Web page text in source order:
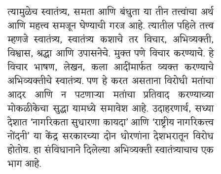
त्यामुळेच स्वातंत्र्य, समता आणि बंधुता या तीन तत्त्वांचा अर्थ
आणि महत्त्व समजून घेण्याची गरज आहे. त्यातील पहिले तत्त्व
म्हणजे स्वातंत्र्य, स्वातंत्र्य कशाचे तर विचार, अभिव्यक्ती,
विश्वास, श्रद्धा आणि उपासनेचे. मुक्त पणे विचार करण्याचे. हे
विचार भाषण, लेखन, कला आदींमार्फत व्यक्त करण्याचे
अभिव्यक्तीचे स्वातंत्र्य. पण हे करत असताना विरोधी मतांचा
आदर आणि न पटणाऱ्या मतांचा प्रतिवाद करण्याच्या
मोकळीकेचा सुद्धा यामध्ये समावेश आहे. उदाहरणार्थ, सध्या
देशात ‘नागरिकता सुधारणा कायदा’ आणि ‘राष्ट्रीय नागरिकत्त्व
नोंदनी’ या केंद्र सरकारच्या दोन धोरणांना देशभरातून विरोध
होतोय. हा संविधानाने दिलेल्या अभिव्यक्ती स्वातंत्र्याचाच एक
भाग आहे.